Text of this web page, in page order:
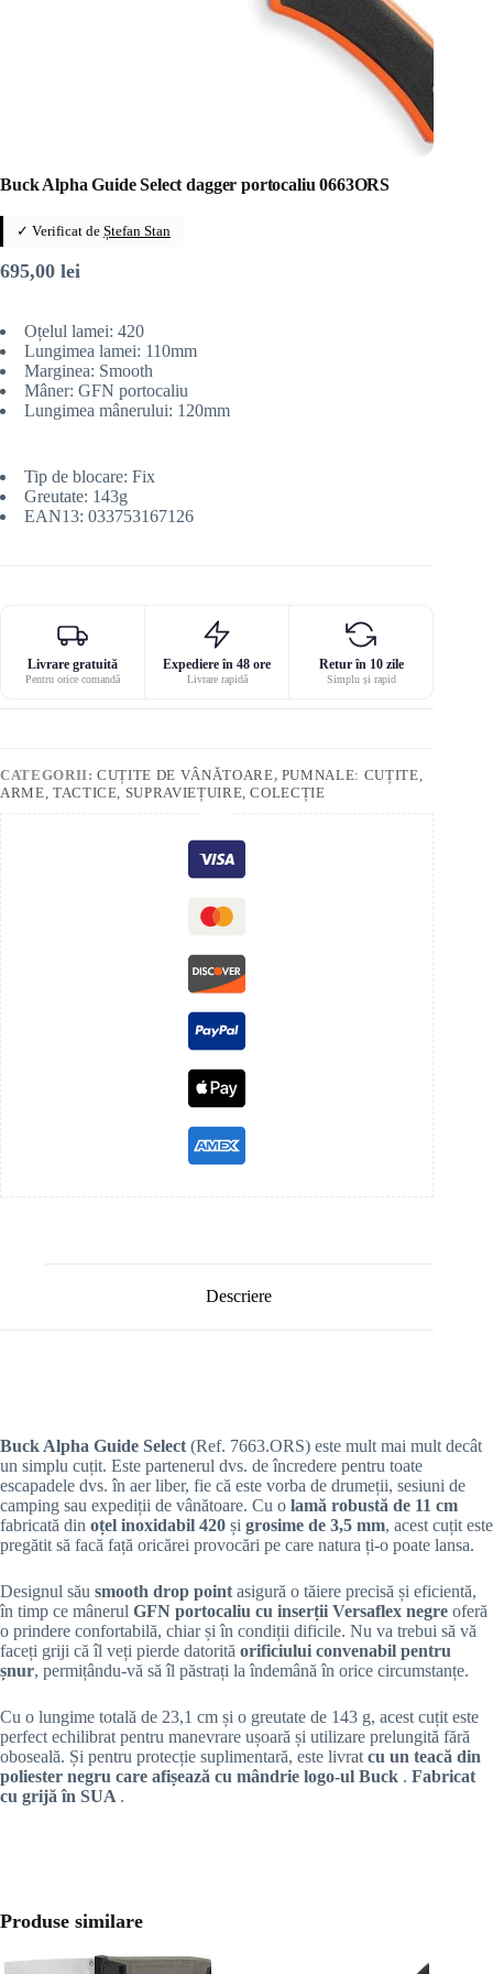
Buck Alpha Guide Select dagger portocaliu 0663ORS
✓ Verificat de Ștefan Stan
695,00 lei
Oțelul lamei: 420
Lungimea lamei: 110mm
Marginea: Smooth
Mâner: GFN portocaliu
Lungimea mânerului: 120mm
Tip de blocare: Fix
Greutate: 143g
EAN13: 033753167126
Livrare gratuită
Pentru orice comandă
Expediere în 48 ore
Livrare rapidă
Retur în 10 zile
Simplu și rapid
CATEGORII:CUȚITE DE VÂNĂTOARE, PUMNALE: CUȚITE,
ARME, TACTICE, SUPRAVIEȚUIRE, COLECȚIE
Descriere
Buck Alpha Guide Select (Ref. 7663.ORS) este mult mai mult decât
un simplu cuțit. Este partenerul dvs. de încredere pentru toate
escapadele dvs. în aer liber, fie că este vorba de drumeții, sesiuni de
camping sau expediții de vânătoare. Cu o lamă robustă de 11 cm
fabricată din oțel inoxidabil 420 și grosime de 3,5 mm, acest cuțit este
pregătit să facă față oricărei provocări pe care natura ți-o poate lansa.
Designul său smooth drop point asigură o tăiere precisă și eficientă,
în timp ce mânerul GFN portocaliu cu inserții Versaflex negre oferă
o prindere confortabilă, chiar și în condiții dificile. Nu va trebui să vă
faceți griji că îl veți pierde datorită orificiului convenabil pentru
șnur, permițându-vă să îl păstrați la îndemână în orice circumstanțe.
Cu o lungime totală de 23,1 cm și o greutate de 143 g, acest cuțit este
perfect echilibrat pentru manevrare ușoară și utilizare prelungită fără
oboseală. Și pentru protecție suplimentară, este livrat cu un teacă din
poliester negru care afișează cu mândrie logo-ul Buck . Fabricat
cu grijă în SUA .
Produse similare